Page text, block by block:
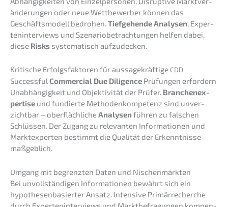
än­de­run­gen oder neue Wettbe­wer­ber können das
Geschäfts­mo­dell bedro­hen.Tiefge­hen­de Analy­sen, Exper­
ten­in­ter­views und Szena­rio­be­trach­tun­gen helfen dabei,
diese Riskssyste­ma­tisch aufzudecken.
Kriti­sche Erfolgs­fak­to­ren für aussa­ge­kräf­ti­ge CDD
Successful Commer­cial Due Diligence Prüfun­gen erfor­dern
Unabhän­gig­keit und Objek­ti­vi­tät der Prüfer. Branchen­ex­
per­ti­se und fundier­te Metho­den­kom­pe­tenz sind unver­
zicht­bar – oberfläch­li­cheAnaly­sen führen zu falschen
Schlüs­sen. Der Zugang zu relevan­ten Infor­ma­tio­nen und
Markt­ex­per­ten bestimmt die Quali­tät der Erkennt­nis­se
maßgeblich.
Umgang mit begrenz­ten Daten und Nischenmärkten
Bei unvoll­stän­di­gen Infor­ma­tio­nen bewährt sich ein
hypothe­sen­ba­sier­ter Ansatz. Inten­si­ve Primär­re­cher­che